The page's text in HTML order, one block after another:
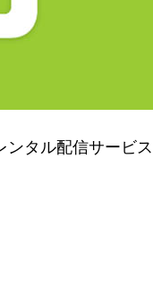
ンタル配信サービス